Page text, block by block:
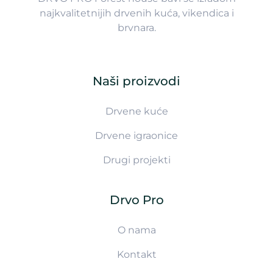
najkvalitetnijih drvenih kuća, vikendica i
brvnara.
Naši proizvodi
Drvene kuće
Drvene igraonice
Drugi projekti
Drvo Pro
O nama
Kontakt